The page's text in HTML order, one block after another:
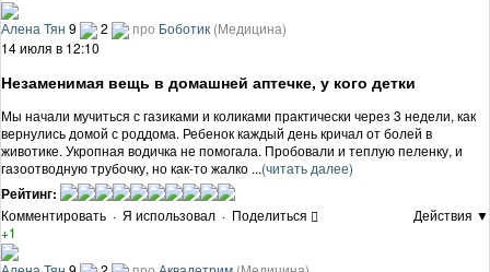
Алена Тян 9 2 про Боботик (Медицина)
14 июля в 12:10
Незаменимая вещь в домашней аптечке, у кого детки
Мы начали мучиться с газиками и коликами практически через 3 недели, как
вернулись домой с роддома. Ребенок каждый день кричал от болей в
животике. Укропная водичка не помогала. Пробовали и теплую пеленку, и
газоотводную трубочку, но как-то жалко ...(читать далее)
Рейтинг:
Комментировать · Я использовал · Поделиться
Действия ▼
+1